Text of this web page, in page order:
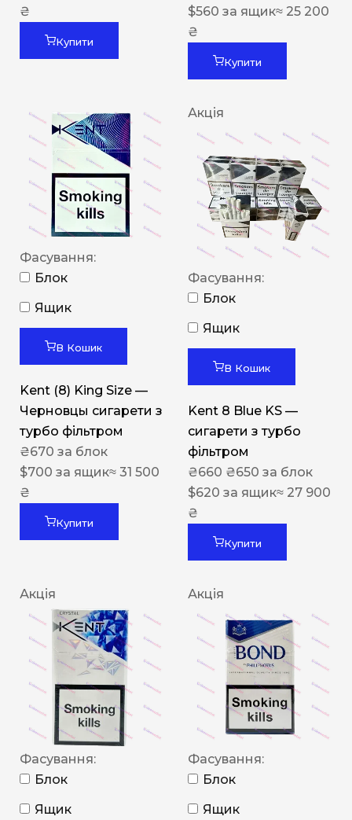
₴
Купити
$560 за ящик≈ 25 200
₴
Купити
Фасування:
Блок
Ящик
В Кошик
Kent (8) King Size —
Черновцы сигарети з
турбо фільтром
₴670 за блок
$700 за ящик≈ 31 500
₴
Купити
Акція
Фасування:
Блок
Ящик
В Кошик
Kent 8 Blue KS —
сигарети з турбо
фільтром
₴660 ₴650 за блок
$620 за ящик≈ 27 900
₴
Купити
Акція
Фасування:
Блок
Ящик
Акція
Фасування:
Блок
Ящик